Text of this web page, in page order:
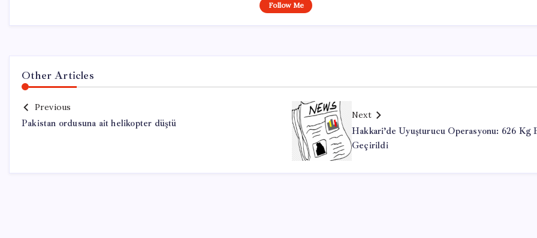
Follow Me
Other Articles
Previous
Pakistan ordusuna ait helikopter düştü
Next
Hakkari’de Uyuşturucu Operasyonu: 626 Kg
Geçirildi